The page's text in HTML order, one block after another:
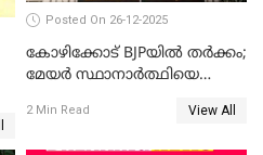
Posted On 26-12-2025
കോഴിക്കോട് BJPയിൽ തർക്കം;
മേയർ സ്ഥാനാർത്ഥിയെ
2 Min Read View All